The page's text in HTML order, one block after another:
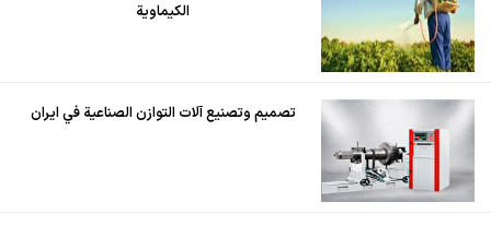
الكيماوية
تصميم وتصنيع آلات التوازن الصناعية في ايران